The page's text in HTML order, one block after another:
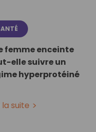
femme enceinte
elle suivre un
hyperprotéiné
la suite